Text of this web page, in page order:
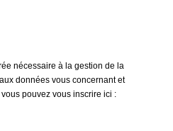
nécessaire à la gestion de la
données vous concernant et
pouvez vous inscrire ici :